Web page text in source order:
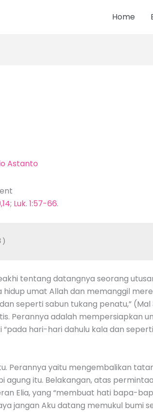
Home
Astanto
; Luk. 1:57-66.
tentang datangnya seorang
hidup umat Allah dan memanggil
seperti sabun tukang penatu,”
Perannya adalah mempersiapkan
hari-hari dahulu kala dan
Perannya yaitu mengembalikan
agung itu. Belakangan, atas
Elia, yang “membuat hati bapa-
jangan Aku datang memukul bumi